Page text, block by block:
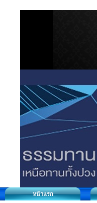
หน้าแรก